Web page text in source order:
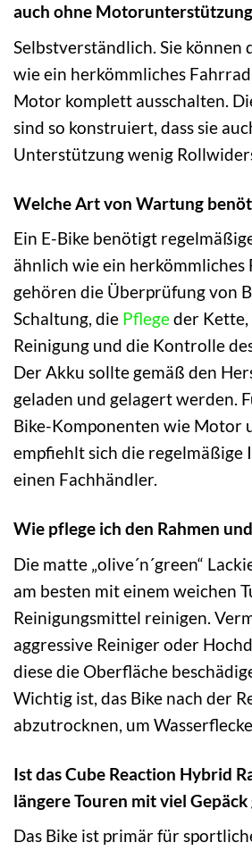
auch ohne
Selbstverständlich. Sie können
wie ein herkömmliches
Motor komplett ausschalten.
sind so konstruiert, dass sie
Unterstützung wenig
Welche Art von Wartung
Ein E-Bike benötigt
ähnlich wie ein herkömmliches
gehören die Überprüfung von
Schaltung, die Pflegeder
Reinigung und die Kontrolle
Der Akku sollte gemäß den
geladen und gelagert werden.
Bike-Komponenten wie Motor
empfiehlt sich die regelmäßige
einen Fachhändler.
Wie pflege ich den Rahmen
Die matte „olive´n´green“
am besten mit einem weichen
Reinigungsmittel reinigen.
aggressive Reiniger oder
diese die Oberfläche
Wichtig ist, das Bike nach der
abzutrocknen, um
Ist das Cube Reaction Hybrid
längere Touren mit viel Gepäck
Das Bike ist primär für